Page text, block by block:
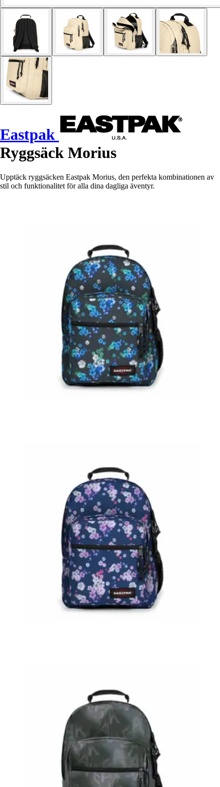
Eastpak
Ryggsäck Morius
Upptäck ryggsäcken Eastpak Morius, den perfekta kombinationen av
stil och funktionalitet för alla dina dagliga äventyr.